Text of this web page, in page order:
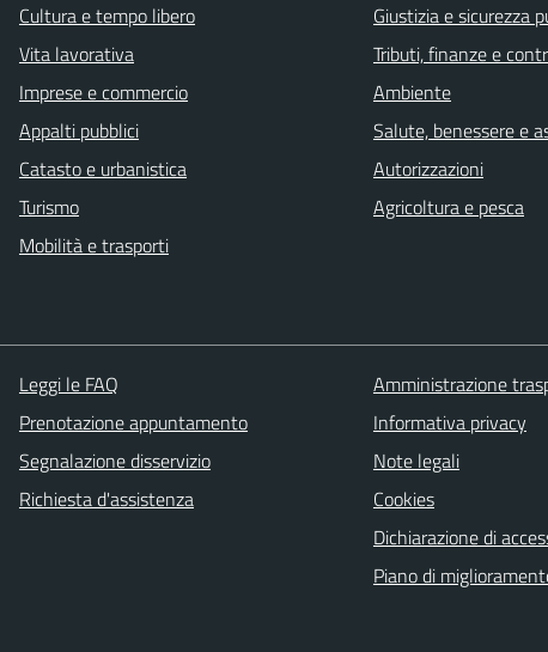
Cultura e tempo libero
Vita lavorativa
Imprese e commercio
Appalti pubblici
Catasto e urbanistica
Turismo
Mobilità e trasporti
Giustizia e sicurezza
Tributi, finanze e
Ambiente
Salute, benessere e
Autorizzazioni
Agricoltura e pesca
Leggi le FAQ
Prenotazione appuntamento
Segnalazione disservizio
Richiesta d'assistenza
Amministrazione
Informativa privacy
Note legali
Cookies
Dichiarazione di
Piano di